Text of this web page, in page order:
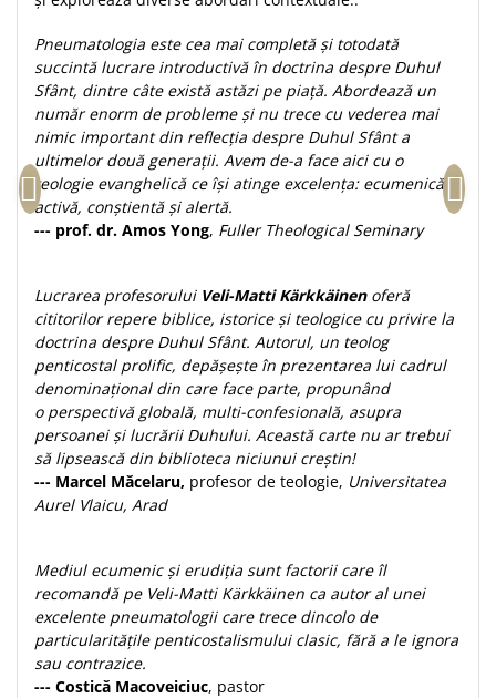
A doua venire
Apologetica
Dogmatica
Istoria Bisericii
Misiune
Viata crestina
Contemporaneitate
Diverse
Lupta Spirituala
Schimbarea caracterului
Slujire
Suferinta
Viata din belsug
Viata de zi cu zi
Despre afaceri
Leadership
Mediu
Sanatate / nutritie
Pneumatologia este cea mai completă și totodată
succintă lucrare introductivă în doctrina despre Duhul
Sfânt, dintre câte există astăzi pe piață. Abordează un
număr enorm de probleme și nu trece cu vederea mai
nimic important din reflecția despre Duhul Sfânt a
ultimelor două generații. Avem de-a face aici cu o
teologie evanghelică ce își atinge excelența: ecumenică,
activă, conștientă și alertă.
--- prof. dr. Amos Yong, Fuller Theological Seminary
Lucrarea profesorului Veli-Matti Kärkkäinenoferă
cititorilor repere biblice, istorice și teologice cu privire la
doctrina despre Duhul Sfânt. Autorul, un teolog
penticostal prolific, depășește în prezentarea lui cadrul
denominațional din care face parte, propunând
o perspectivă globală, multi-confesională, asupra
persoanei și lucrării Duhului. Această carte nu ar trebui
să lipsească din biblioteca niciunui creștin!
--- Marcel Măcelaru, profesor de teologie, Universitatea
Aurel Vlaicu, Arad
Mediul ecumenic și erudiția sunt factorii care îl
recomandă pe Veli-Matti Kärkkäinen ca autor al unei
excelente pneumatologii care trece dincolo de
particularitățile penticostalismului clasic, fără a le ignora
sau contrazice.
--- Costică Macoveiciuc, pastor